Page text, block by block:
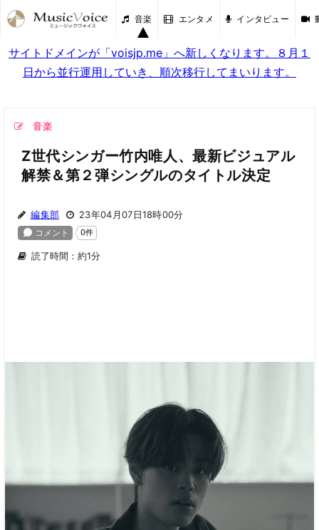
音楽 エンタメ インタビュー
サイトドメインが「voisjp.me」へ新しくなります。８月１
日から並行運用していき、順次移行してまいります。
音楽
Z世代シンガー竹内唯人、最新ビジュアル
解禁＆第２弾シングルのタイトル決定
編集部 23年04月07日18時00分
読了時間：約1分